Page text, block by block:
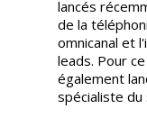
lancés
de la
omnicanal et
leads. Pour
également
spécialiste